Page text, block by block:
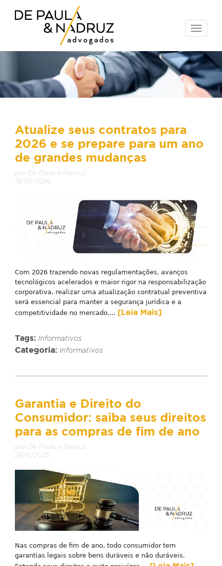
Toggle
Atualize seus contratos para
2026 e se prepare para um ano
de grandes mudanças
por De Paula e Nadruz
19/01/2026
Com 2026 trazendo novas regulamentações, avanços
tecnológicos acelerados e maior rigor na responsabilização
corporativa, realizar uma atualização contratual preventiva
será essencial para manter a segurança jurídica e a
competitividade no mercado.... [Leia Mais]
Tags: Informativos
Categoria: Informativos
Garantia e Direito do
Consumidor: saiba seus direitos
para as compras de fim de ano
por De Paula e Nadruz
26/11/2025
Nas compras de fim de ano, todo consumidor tem
garantias legais sobre bens duráveis e não duráveis.